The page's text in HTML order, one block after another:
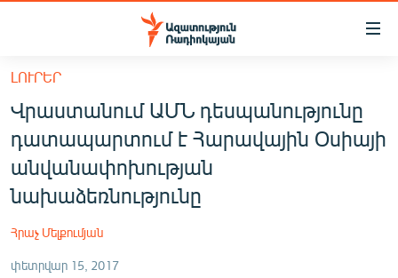
Մատչելիության
հիմնական
բովանդակությանը
հիմնական
մենյուին
Որոնում
ՀԱՅԱՍՏԱՆ
ՔԱՂԱՔԱԿԱՆ
ԸՆՏՐՈՒԹՅՈՒՆՆԵՐ 2026
ԼՈՒՐԵՐ
Վրաստանում ԱՄՆ դեսպանությունը
դատապարտում է Հարավային Օսիայի
անվանափոխության
նախաձեռնությունը
Հրաչ Մելքումյան
փետրվար 15, 2017